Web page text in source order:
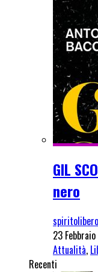
GIL
nero
spiritolibero
23
Attualità,
Recenti